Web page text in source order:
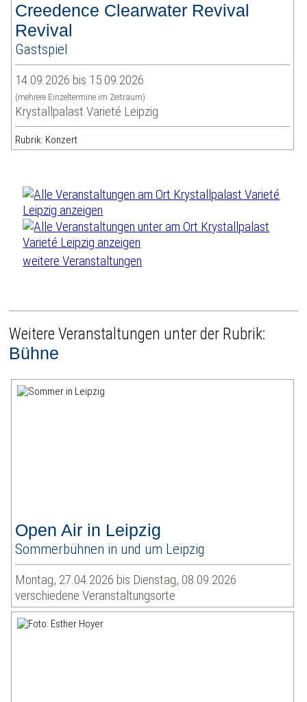
Creedence Clearwater Revival
Revival
Gastspiel
14.09.2026 bis 15.09.2026
(mehrere Einzeltermine im Zeitraum)
Krystallpalast Varieté Leipzig
Rubrik: Konzert
weitere Veranstaltungen
Weitere Veranstaltungen unter der Rubrik:
Bühne
Open Air in Leipzig
Sommerbühnen in und um Leipzig
Montag, 27.04.2026 bis Dienstag, 08.09.2026
verschiedene Veranstaltungsorte